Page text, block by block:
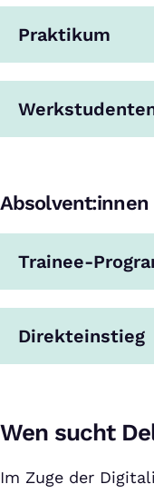
Praktikum
Absolvent:innen
Trainee-
Direkteinstieg
Wen sucht
Im Zuge der